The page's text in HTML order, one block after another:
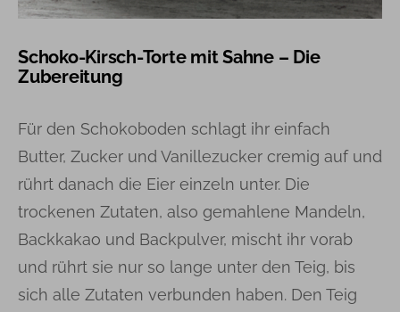
Schoko-Kirsch-Torte mit Sahne – Die
Zubereitung
Für den Schokoboden schlagt ihr einfach
Butter, Zucker und Vanillezucker cremig auf und
rührt danach die Eier einzeln unter. Die
trockenen Zutaten, also gemahlene Mandeln,
Backkakao und Backpulver, mischt ihr vorab
und rührt sie nur so lange unter den Teig, bis
sich alle Zutaten verbunden haben. Den Teig